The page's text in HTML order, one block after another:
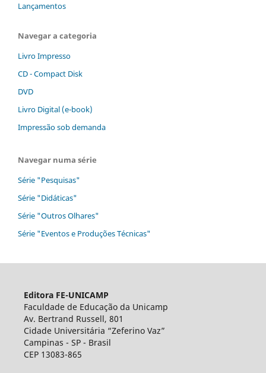
Lançamentos
Navegar a categoria
Livro Impresso
CD - Compact Disk
DVD
Livro Digital (e-book)
Impressão sob demanda
Navegar numa série
Série "Pesquisas"
Série "Didáticas"
Série "Outros Olhares"
Série "Eventos e Produções Técnicas"
Editora FE-UNICAMP
Faculdade de Educação da Unicamp
Av. Bertrand Russell, 801
Cidade Universitária “Zeferino Vaz”
Campinas - SP - Brasil
CEP 13083-865